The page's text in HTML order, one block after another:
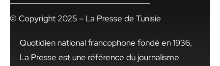
© Copyright 2025 – La Presse de Tunisie
Quotidien national francophone fondé en 1936,
La Presse est une référence du journalisme